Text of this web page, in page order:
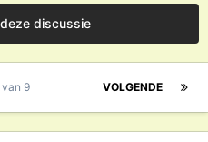
discussie
VOLGENDE
van 9